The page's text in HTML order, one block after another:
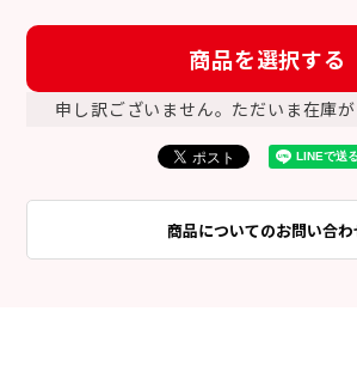
商品を選択する
申し訳ございません。ただいま在庫が
商品についてのお問い合わ